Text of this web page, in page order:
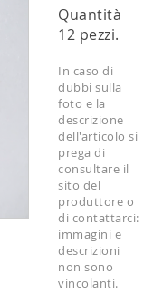
Quantità
12 pezzi.
In caso di
dubbi sulla
foto e la
descrizione
dell'articolo si
prega di
consultare il
sito del
produttore o
di contattarci:
immagini e
descrizioni
non sono
vincolanti.